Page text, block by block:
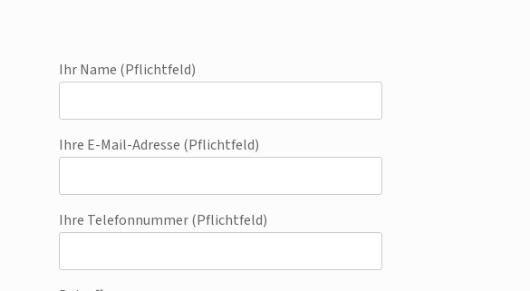
Ihr Name (Pflichtfeld)
Ihre E-Mail-Adresse (Pflichtfeld)
Ihre Telefonnummer (Pflichtfeld)